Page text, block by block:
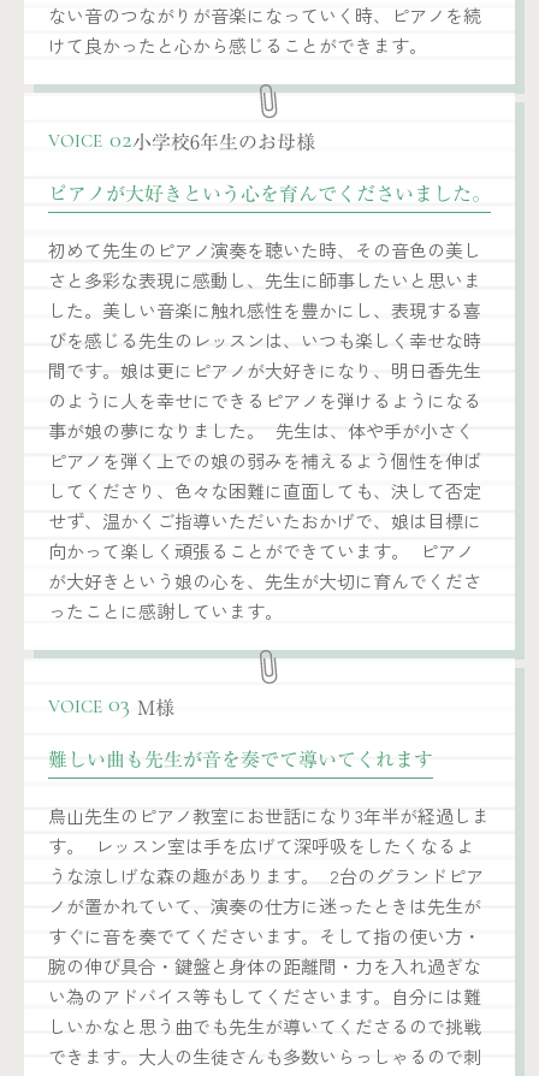
ない音のつながりが音楽になっていく時、ピアノを続
けて良かったと心から感じることができます。
VOICE02小学校6年生のお母様
ピアノが大好きという心を育んでくださいました。
初めて先生のピアノ演奏を聴いた時、その音色の美し
さと多彩な表現に感動し、先生に師事したいと思いま
した。美しい音楽に触れ感性を豊かにし、表現する喜
びを感じる先生のレッスンは、いつも楽しく幸せな時
間です。娘は更にピアノが大好きになり、明日香先生
のように人を幸せにできるピアノを弾けるようになる
事が娘の夢になりました。 先生は、体や手が小さく
ピアノを弾く上での娘の弱みを補えるよう個性を伸ば
してくださり、色々な困難に直面しても、決して否定
せず、温かくご指導いただいたおかげで、娘は目標に
向かって楽しく頑張ることができています。 ピアノ
が大好きという娘の心を、先生が大切に育んでくださ
ったことに感謝しています。
VOICE03 M様
難しい曲も先生が音を奏でて導いてくれます
鳥山先生のピアノ教室にお世話になり3年半が経過しま
す。 レッスン室は手を広げて深呼吸をしたくなるよ
うな涼しげな森の趣があります。 2台のグランドピア
ノが置かれていて、演奏の仕方に迷ったときは先生が
すぐに音を奏でてくださいます。そして指の使い方・
腕の伸び具合・鍵盤と身体の距離間・力を入れ過ぎな
い為のアドバイス等もしてくださいます。自分には難
しいかなと思う曲でも先生が導いてくださるので挑戦
できます。大人の生徒さんも多数いらっしゃるので刺